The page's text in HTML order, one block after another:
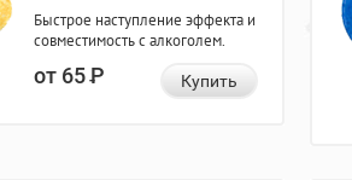
Быстрое наступление эффекта и
совместимость с алкоголем.
от 65Р Купить